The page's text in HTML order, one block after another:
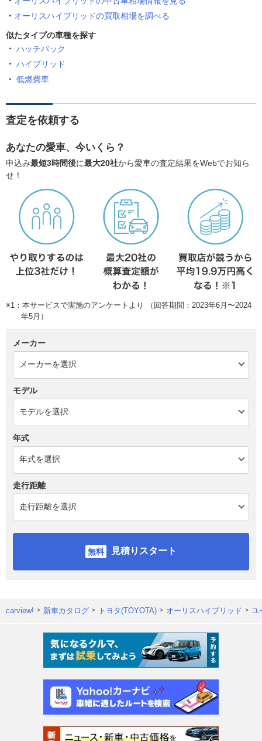
オーリスハイブリッドの買取相場を調べる
似たタイプの車種を探す
ハッチバック
ハイブリッド
低燃費車
査定を依頼する
あなたの愛車、今いくら？
申込み最短3時間後に最大20社から愛車の査定結果をWebでお知ら
せ！
※1：本サービスで実施のアンケートより （回答期間：2023年6月〜2024
年5月）
メーカー
モデル
年式
走行距離
見積りスタート
carview! 新車カタログ トヨタ(TOYOTA) オーリスハイブリッド ユ